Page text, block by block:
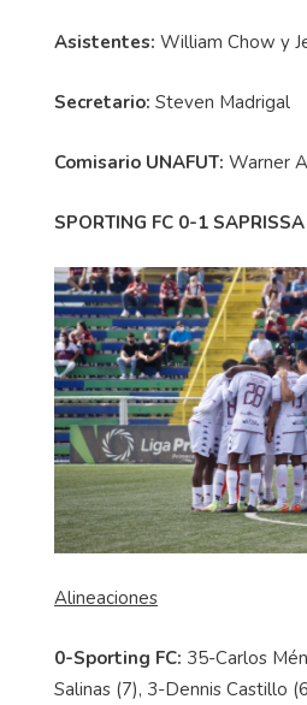
Asistentes: William Chow y
Secretario: Steven Madrigal
Comisario UNAFUT: Warner
SPORTING FC 0-1 SAPRISSA
Alineaciones
0-Sporting FC: 35-Carlos
Salinas (7), 3-Dennis Castillo